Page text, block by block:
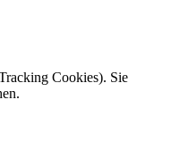
Cookies). Sie